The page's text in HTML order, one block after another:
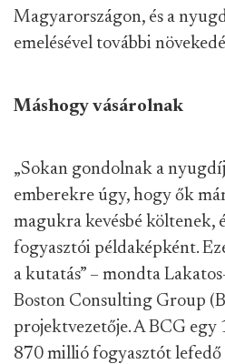
Magyarországon, és a
emelésével további
Máshogy vásárolnak
„Sokan gondolnak a
emberekre úgy, hogy ők
magukra kevésbé költenek,
fogyasztói példaképként.
a kutatás” – mondta
Boston Consulting Group
projektvezetője. A BCG egy
870 millió fogyasztót lefedő